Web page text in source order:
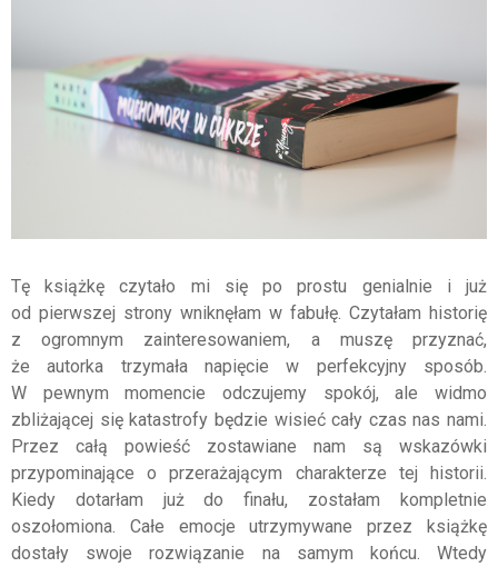
Tę książkę czytało mi się po prostu genialnie i już
od pierwszej strony wniknęłam w fabułę. Czytałam historię
z ogromnym zainteresowaniem, a muszę przyznać,
że autorka trzymała napięcie w perfekcyjny sposób.
W pewnym momencie odczujemy spokój, ale widmo
zbliżającej się katastrofy będzie wisieć cały czas nas nami.
Przez całą powieść zostawiane nam są wskazówki
przypominające o przerażającym charakterze tej historii.
Kiedy dotarłam już do finału, zostałam kompletnie
oszołomiona. Całe emocje utrzymywane przez książkę
dostały swoje rozwiązanie na samym końcu. Wtedy